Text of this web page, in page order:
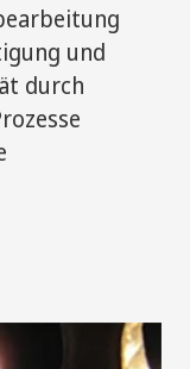
und
durch